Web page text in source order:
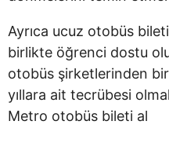
Ayrıca ucuz otobüs
birlikte öğrenci dostu
otobüs şirketlerinden
yıllara ait tecrübesi
Metro otobüs bileti al